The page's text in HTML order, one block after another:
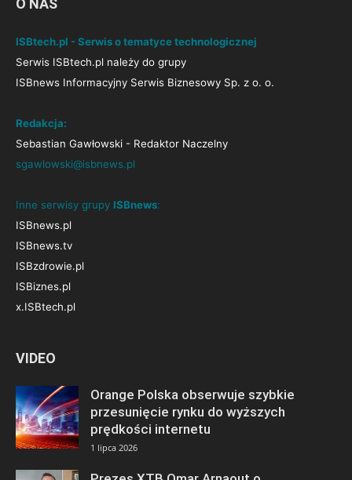
O NAS
ISBtech.pl - Serwis o tematyce technologicznej
Serwis ISBtech.pl należy do grupy
ISBnews Informacyjny Serwis Biznesowy Sp. z o. o.
Redakcja:
Sebastian Gawłowski - Redaktor Naczelny
sgawlowski@isbnews.pl
Inne serwisy grupy ISBnews:
ISBnews.pl
ISBnews.tv
ISBzdrowie.pl
ISBiznes.pl
x.ISBtech.pl
VIDEO
Orange Polska obserwuje szybkie
przesunięcie rynku do wyższych
prędkości internetu
1 lipca 2026